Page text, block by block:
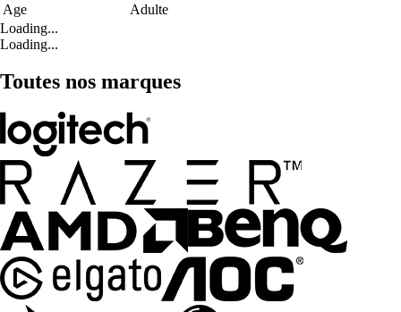
Age
Adulte
Loading...
Loading...
Toutes nos marques